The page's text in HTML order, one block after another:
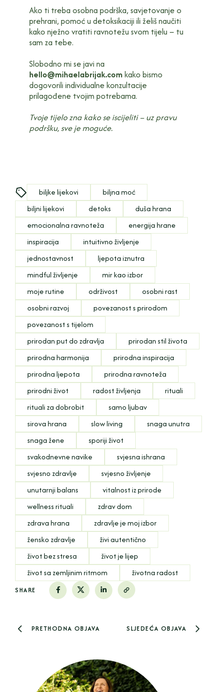
Ako ti treba osobna podrška, savjetovanje o
prehrani, pomoć u detoksikaciji ili želiš naučiti
kako nježno vratiti ravnotežu svom tijelu – tu
sam za tebe.
Slobodno mi se javi na
hello@mihaelabrijak.com kako bismo
dogovorili individualne konzultacije
prilagođene tvojim potrebama.
Tvoje tijelo zna kako se iscijeliti – uz pravu
podršku, sve je moguće.
biljke lijekovi
biljna moć
biljni lijekovi
detoks
duša hrana
emocionalna ravnoteža
energija hrane
inspiracija
intuitivno življenje
jednostavnost
ljepota iznutra
mindful življenje
mir kao izbor
moje rutine
održivost
osobni rast
osobni razvoj
povezanost s prirodom
povezanost s tijelom
prirodan put do zdravlja
prirodan stil života
prirodna harmonija
prirodna inspiracija
prirodna ljepota
prirodna ravnoteža
prirodni život
radost življenja
rituali
rituali za dobrobit
samo ljubav
sirova hrana
slow living
snaga unutra
snaga žene
sporiji život
svakodnevne navike
svjesna ishrana
svjesno zdravlje
svjesno življenje
unutarnji balans
vitalnost iz prirode
wellness rituali
zdrav dom
zdrava hrana
zdravlje je moj izbor
žensko zdravlje
živi autentično
život bez stresa
život je lijep
život sa zemljinim ritmom
životna radost
SHARE
PRETHODNA OBJAVA SLJEDEĆA OBJAVA